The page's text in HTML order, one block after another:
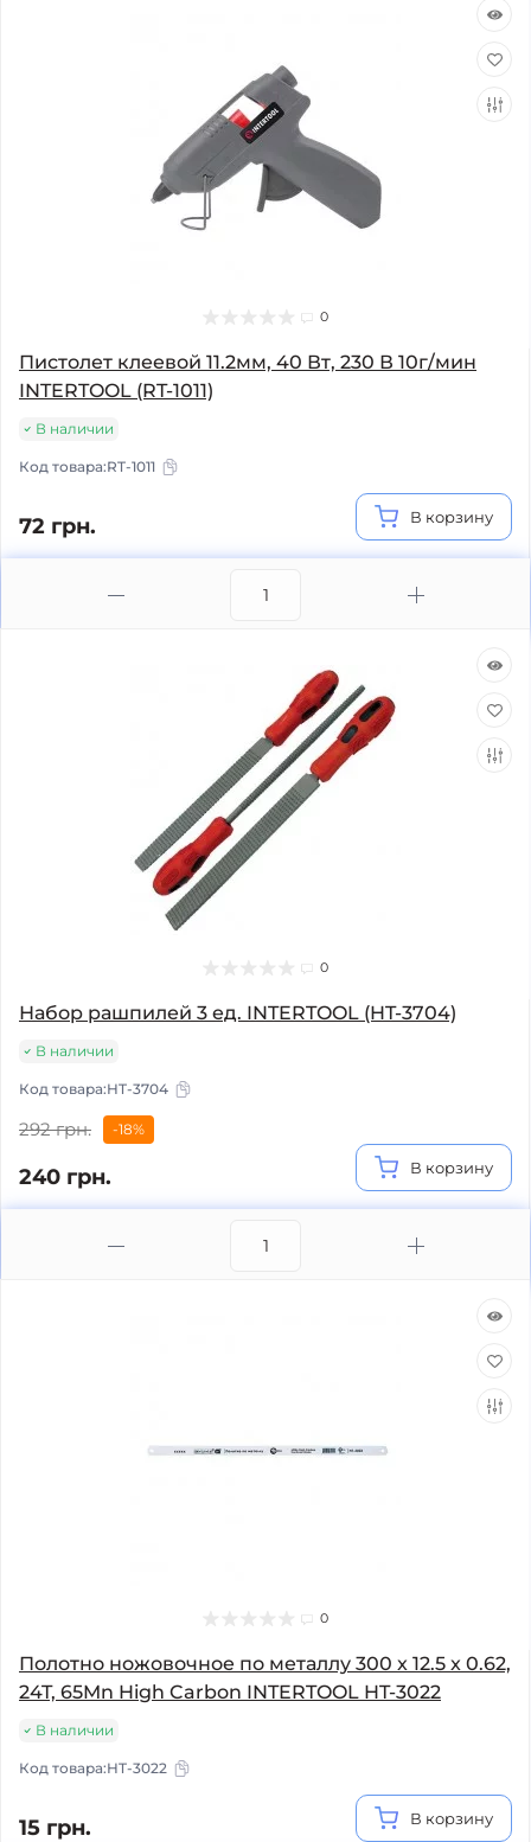
0
Пистолет клеевой 11.2мм, 40 Вт, 230 В 10г/мин
INTERTOOL (RT-1011)
В наличии
Код товара:RT-1011
72 грн. В корзину
0
Набор рашпилей 3 ед. INTERTOOL (HT-3704)
В наличии
Код товара:HT-3704
292 грн. -18%
240 грн. В корзину
0
Полотно ножовочное по металлу 300 x 12.5 x 0.62,
24T, 65Mn High Carbon INTERTOOL HT-3022
В наличии
Код товара:HT-3022
15 грн. В корзину